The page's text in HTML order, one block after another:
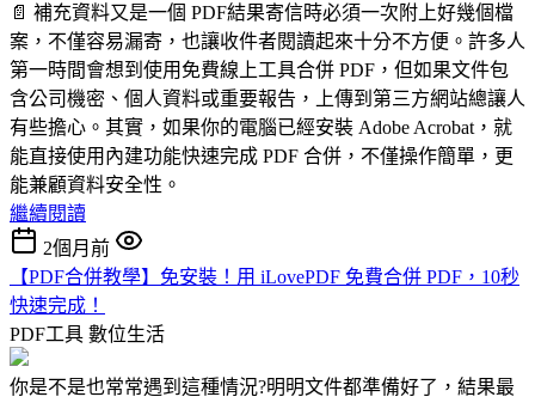
📄 補充資料又是一個 PDF結果寄信時必須一次附上好幾個檔
案，不僅容易漏寄，也讓收件者閱讀起來十分不方便。許多人
第一時間會想到使用免費線上工具合併 PDF，但如果文件包
含公司機密、個人資料或重要報告，上傳到第三方網站總讓人
有些擔心。其實，如果你的電腦已經安裝 Adobe Acrobat，就
能直接使用內建功能快速完成 PDF 合併，不僅操作簡單，更
能兼顧資料安全性。
繼續閱讀
2個月前
【PDF合併教學】免安裝！用 iLovePDF 免費合併 PDF，10秒
快速完成！
PDF工具 數位生活
你是不是也常常遇到這種情況?明明文件都準備好了，結果最